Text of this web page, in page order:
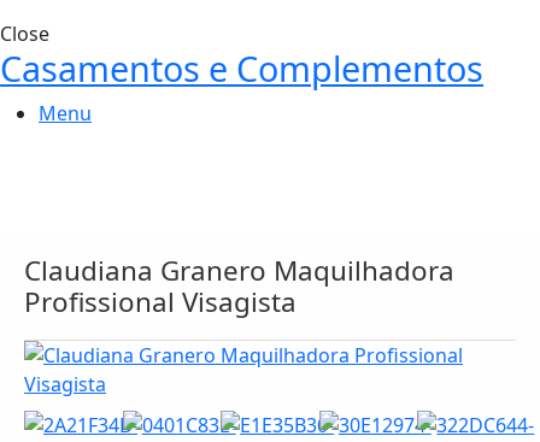
Close
Casamentos e Complementos
Menu
Claudiana Granero Maquilhadora
Profissional Visagista